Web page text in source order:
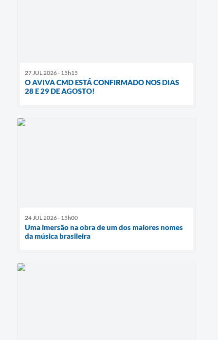
27 JUL 2026 - 15h15
O AVIVA CMD ESTÁ CONFIRMADO NOS DIAS
28 E 29 DE AGOSTO!
24 JUL 2026 - 15h00
Uma imersão na obra de um dos maiores nomes
da música brasileira